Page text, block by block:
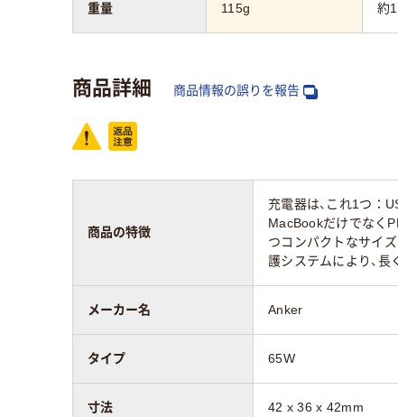
115g 約
重量
商品詳細 商品情報の誤りを報告
商品の特徴
充電器は、これ1つ：
MacBookだけでなく
つコンパクトなサイ
護システムにより、長
メーカー名 Anker
タイプ 65W
寸法 42 x 36 x 42mm